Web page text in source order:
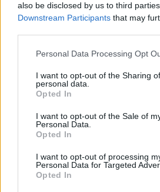
also be disclosed by us to third
Downstream Participants that may
Please note that this website/app
not limited to your visit or usage
grant or deny consent to Google and
use your data for below specified
consent section.
Personal Data Processing Opt
I want to opt-out of the Sharing
personal data.
Opted In
I want to opt-out of the Sale of
Personal Data.
Opted In
I want to opt-out of processing
Personal Data for Targeted
Opted In
egy minden DLC-vel és új
változatot a Dead or Alive 6-ból
így vezesse fel a következő
Azelőtt azonban, hogy ez
takarítás a kiadóra.
Mire ezeket a sorokat
Alive 6 már lekerült a Steamről. A
változatban volt beszerezhető: